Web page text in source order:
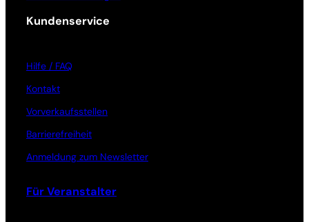
Kundenservice
Hilfe / FAQ
Kontakt
Vorverkaufsstellen
Barrierefreiheit
Anmeldung zum Newsletter
Für Veranstalter